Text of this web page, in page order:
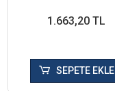
1.663,20 TL
SEPETE EKLE